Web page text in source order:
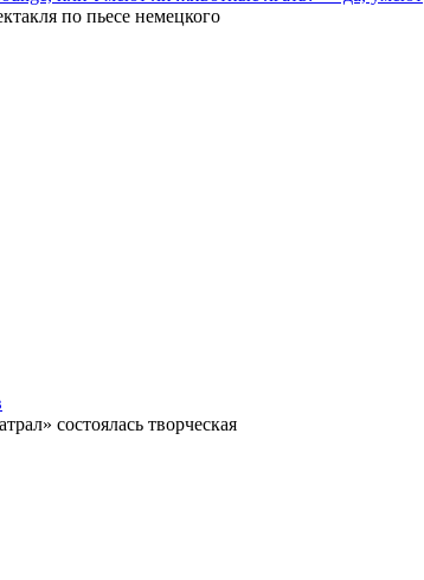
по пьесе немецкого
состоялась творческая